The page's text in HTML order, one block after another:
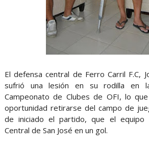
El defensa central de Ferro Carril F.C,
sufrió una lesión en su rodilla en
Campeonato de Clubes de OFI, lo
oportunidad retirarse del campo de
de iniciado el partido, que el equipo
Central de San José en un gol.